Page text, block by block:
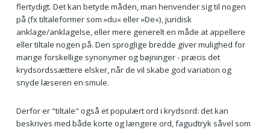
flertydigt. Det kan betyde måden, man henvender sig til nogen
på (fx tiltaleformer som »du« eller »De«), juridisk
anklage/anklagelse, eller mere generelt en måde at appellere
eller tiltale nogen på. Den sproglige bredde giver mulighed for
mange forskellige synonymer og bøjninger - præcis det
krydsordssættere elsker, når de vil skabe god variation og
snyde læseren en smule.
Derfor er "tiltale" også et populært ord i krydsord: det kan
beskrives med både korte og længere ord, fagudtryk såvel som